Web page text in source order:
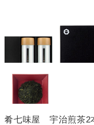
肴七味屋 宇治煎茶2